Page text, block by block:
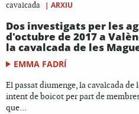
cavalcada
| ARXIU
Dos investigats per les
d'octubre de 2017 a
la cavalcada de les
EMMA FADRÍ
El passat diumenge, la cavalcada de
intent de boicot per part de
que...